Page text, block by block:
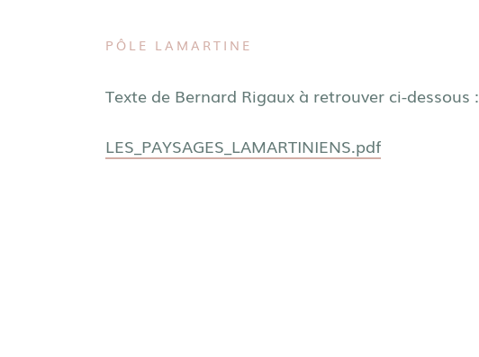
PÔLE LAMARTINE
Texte de Bernard Rigaux à retrouver ci-dessous :
LES_PAYSAGES_LAMARTINIENS.pdf